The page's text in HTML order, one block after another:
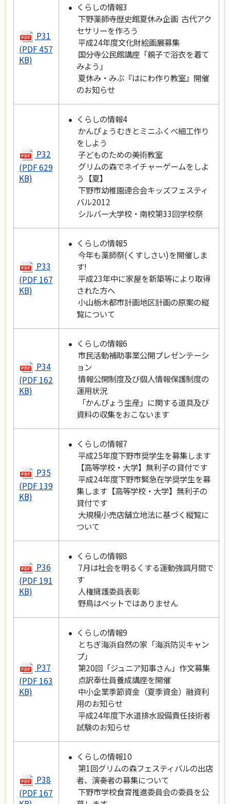
P31
(PDF 457
KB)
くらしの情報3
下野薬師寺歴史館夏休み企画 古代アク
セサリーを作ろう
平成24年度文化財絵画展募集
国分寺公民館講座「親子で浴衣を着て
みよう」
夏休み・みぶ『はにわ作り教室』開催
のお知らせ
P32
(PDF 629
KB)
くらしの情報4
かんぴょうむきとミニふくべ細工作り
をしよう
子どものための美術教室
グリムの森でネイチャーゲームをしよ
う【夏】
下野市幼稚園連合会キッズフェスティ
バル2012
シルバー大学校・南校第33回学校祭
P33
(PDF 167
KB)
くらしの情報5
今年も薬師祭(くすしさい)を開催しま
す!
平成23年中に家屋を新築等により取得
された方へ
小山栃木都市計画地区計画の原案の縦
覧について
P34
(PDF 162
KB)
くらしの情報6
市民活動補助事業公開プレゼンテーシ
ョン
情報公開制度及び個人情報保護制度の
運用状況
「かんぴょう生産」に関する道具及び
資料の収集をおこないます
P35
(PDF 139
KB)
くらしの情報7
平成25年度下野市奨学生を募集します
【高等学校・大学】無利子の貸付です
平成24年度下野市緊急在学奨学生を募
集します【高等学校・大学】無利子の
貸付です
大規模小売店舗立地法に基づく縦覧に
ついて
P36
(PDF 191
KB)
くらしの情報8
7月は社会を明るくする運動強調月間で
す
人権擁護委員表彰
野鳥はペットではありません
P37
(PDF 163
KB)
くらしの情報9
とちぎ海浜自然の家「海浜防災キャン
プ」
第20回「ジュニア知事さん」作文募集
点訳奉仕員養成講座を開催
中小企業季節資金（夏季資金）融資利
用のお知らせ
平成24年度下水道排水設備責任技術者
試験のお知らせ
P38
(PDF 167
くらしの情報10
第1回グリムの森フェスティバルの出店
者、演奏者の募集について
下野市学校食育推進委員会の委員を公